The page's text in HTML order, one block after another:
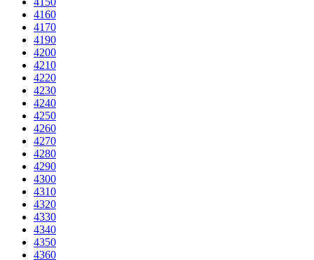
4160
4170
4190
4200
4210
4220
4230
4240
4250
4260
4270
4280
4290
4300
4310
4320
4330
4340
4350
4360